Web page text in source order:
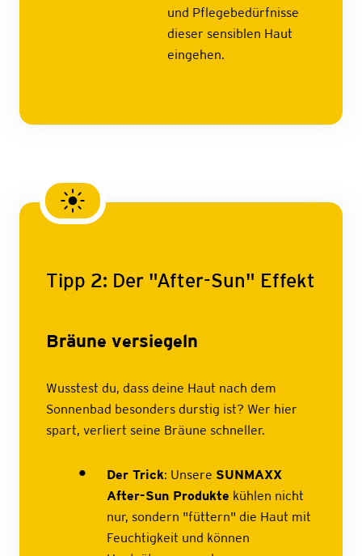
und Pflegebedürfnisse
dieser sensiblen Haut
eingehen.
Tipp 2: Der "After-Sun" Effekt
Bräune versiegeln
Wusstest du, dass deine Haut nach dem
Sonnenbad besonders durstig ist? Wer hier
spart, verliert seine Bräune schneller.
Der Trick: Unsere SUNMAXX
After-Sun Produkte kühlen nicht
nur, sondern "füttern" die Haut mit
Feuchtigkeit und können